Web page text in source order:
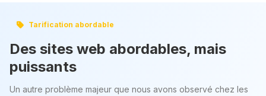
Tarification abordable
Des sites web abordables, mais
puissants
Un autre problème majeur que nous avons observé chez les